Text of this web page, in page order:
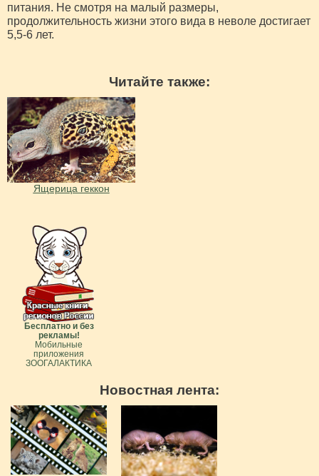
питания. Не смотря на малый размеры,
продолжительность жизни этого вида в неволе достигает
5,5-6 лет.
Читайте также:
Ящерица геккон
Бесплатно и без
рекламы!
Мобильные
приложения
ЗООГАЛАКТИКА
Новостная лента: